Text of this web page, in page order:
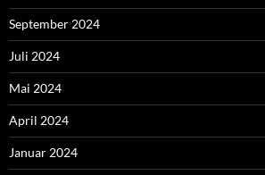
September 2024
Juli 2024
Mai 2024
April 2024
Januar 2024